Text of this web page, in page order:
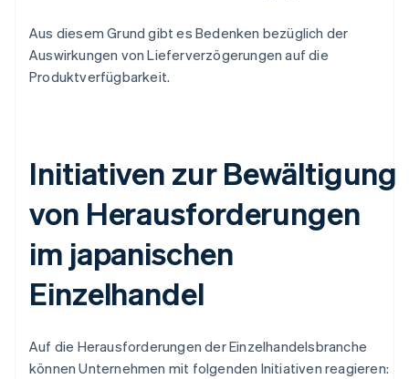
Aus diesem Grund gibt es Bedenken bezüglich der
Auswirkungen von Lieferverzögerungen auf die
Produktverfügbarkeit.
Initiativen zur Bewältigung
von Herausforderungen
im japanischen
Einzelhandel
Auf die Herausforderungen der Einzelhandelsbranche
können Unternehmen mit folgenden Initiativen reagieren: